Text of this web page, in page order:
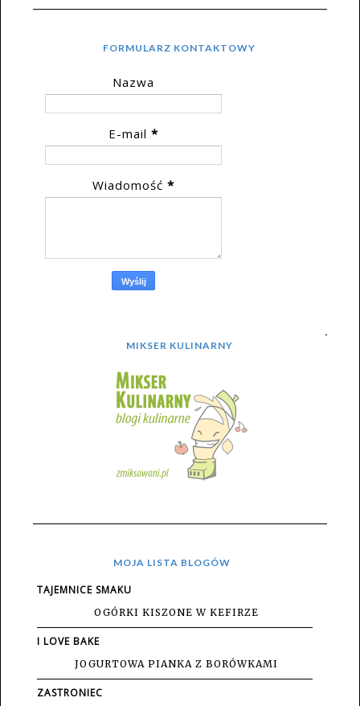
FORMULARZ KONTAKTOWY
Nazwa
E-mail *
Wiadomość *
MIKSER KULINARNY
MOJA LISTA BLOGÓW
TAJEMNICE SMAKU
OGÓRKI KISZONE W KEFIRZE
I LOVE BAKE
JOGURTOWA PIANKA Z BORÓWKAMI
ZASTRONIEC